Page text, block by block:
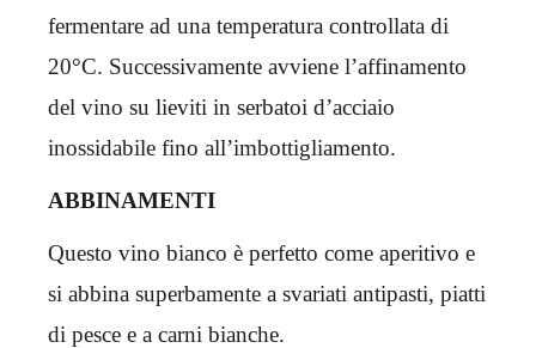
fermentare ad una temperatura controllata di
20°C. Successivamente avviene l’affinamento
del vino su lieviti in serbatoi d’acciaio
inossidabile fino all’imbottigliamento.
ABBINAMENTI
Questo vino bianco è perfetto come aperitivo e
si abbina superbamente a svariati antipasti, piatti
di pesce e a carni bianche.